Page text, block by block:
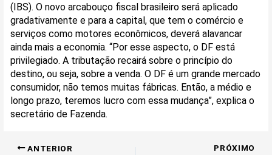
(IBS). O novo arcabouço fiscal brasileiro será aplicado
gradativamente e para a capital, que tem o comércio e
serviços como motores econômicos, deverá alavancar
ainda mais a economia. “Por esse aspecto, o DF está
privilegiado. A tributação recairá sobre o princípio do
destino, ou seja, sobre a venda. O DF é um grande mercado
consumidor, não temos muitas fábricas. Então, a médio e
longo prazo, teremos lucro com essa mudança”, explica o
secretário de Fazenda.
ANTERIOR PRÓXIMO